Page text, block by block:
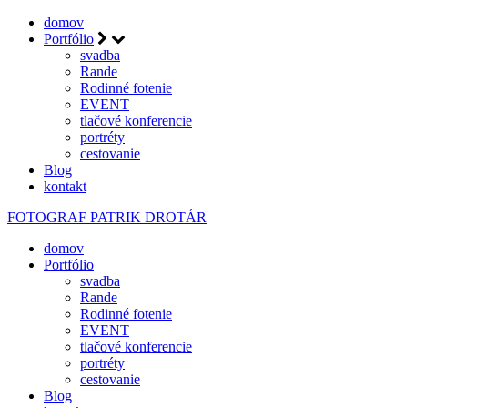
domov
Portfólio
svadba
Rande
Rodinné fotenie
EVENT
tlačové konferencie
portréty
cestovanie
Blog
kontakt
FOTOGRAF PATRIK DROTÁR
domov
Portfólio
svadba
Rande
Rodinné fotenie
EVENT
tlačové konferencie
portréty
cestovanie
Blog